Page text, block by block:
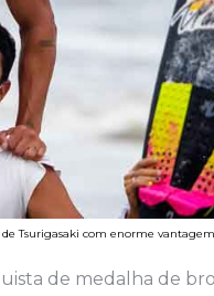
com enorme
de medalha de